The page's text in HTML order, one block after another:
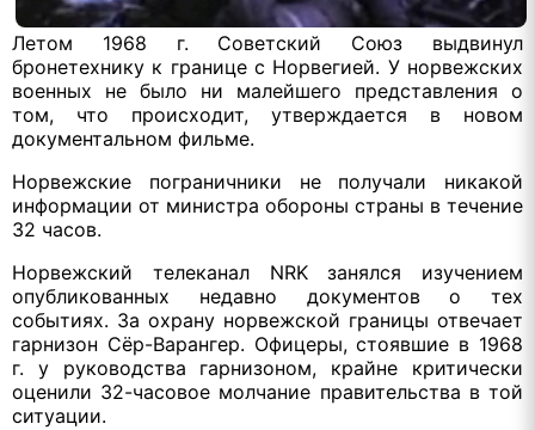
Летом 1968 г. Советский Союз выдвинул
бронетехнику к границе с Норвегией. У норвежских
военных не было ни малейшего представления о
том, что происходит, утверждается в новом
документальном фильме.
Норвежские пограничники не получали никакой
информации от министра обороны страны в течение
32 часов.
Норвежский телеканал NRK занялся изучением
опубликованных недавно документов о тех
событиях. За охрану норвежской границы отвечает
гарнизон Сёр-Варангер. Офицеры, стоявшие в 1968
г. у руководства гарнизоном, крайне критически
оценили 32-часовое молчание правительства в той
ситуации.